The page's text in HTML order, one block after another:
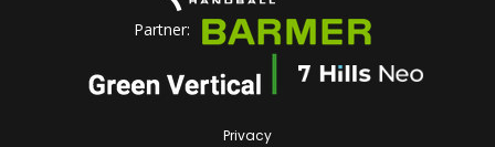
Partner:
Privacy